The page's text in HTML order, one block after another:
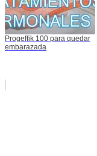
Progeffik 100 para quedar
embarazada